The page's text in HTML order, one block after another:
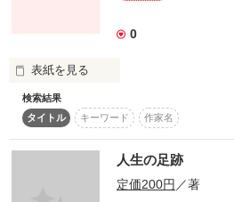
作品を読む
キミの笑顔が恋しいの。
0
表紙を見る
初心者ですが呼んでください( ･ิω･)ﾉ ิ
作品を読む
検索結果
タイトル
キーワード 作家名
人生の足跡
定価200円 ／著